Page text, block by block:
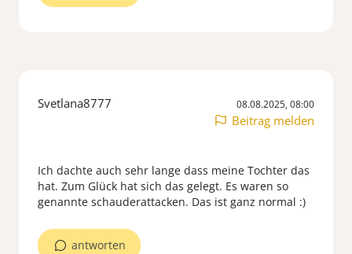
Svetlana8777 08.08.2025, 08:00
Beitrag melden
Ich dachte auch sehr lange dass meine Tochter das
hat. Zum Glück hat sich das gelegt. Es waren so
antworten